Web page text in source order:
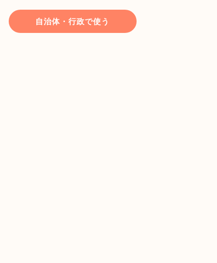
自治体・行政で使う